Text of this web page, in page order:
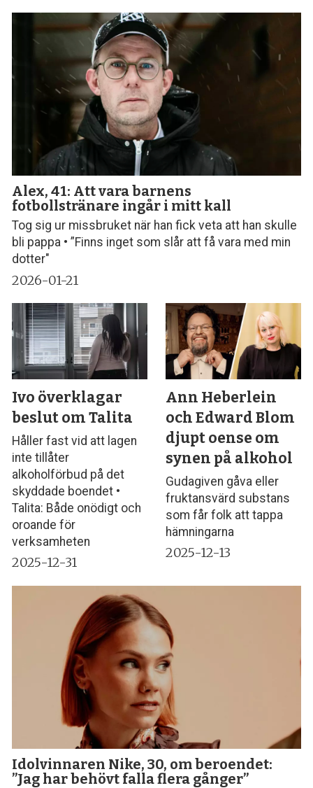
Alex, 41: Att vara barnens
fotbollstränare ingår i mitt kall
Tog sig ur missbruket när han fick veta att han skulle
bli pappa • ”Finns inget som slår att få vara med min
dotter"
2026-01-21
Ivo överklagar
beslut om Talita
Håller fast vid att lagen
inte tillåter
alkoholförbud på det
skyddade boendet •
Talita: Både onödigt och
oroande för
verksamheten
2025-12-31
Ann Heberlein
och Edward Blom
djupt oense om
synen på alkohol
Gudagiven gåva eller
fruktansvärd substans
som får folk att tappa
hämningarna
2025-12-13
Idolvinnaren Nike, 30, om beroendet:
”Jag har behövt falla flera gånger”